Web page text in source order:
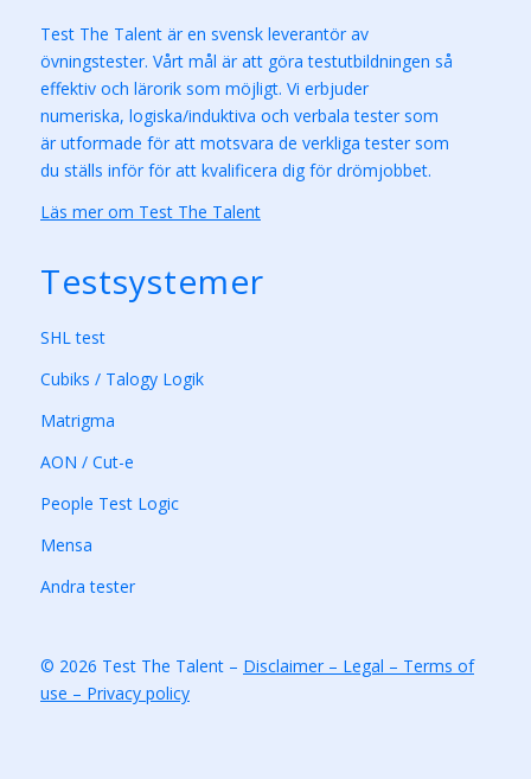
Test The Talent är en svensk leverantör av
övningstester. Vårt mål är att göra testutbildningen så
effektiv och lärorik som möjligt. Vi erbjuder
numeriska, logiska/induktiva och verbala tester som
är utformade för att motsvara de verkliga tester som
du ställs inför för att kvalificera dig för drömjobbet.
Läs mer om Test The Talent
Testsystemer
SHL test
Cubiks / Talogy Logik
Matrigma
AON / Cut-e
People Test Logic
Mensa
Andra tester
© 2026 Test The Talent – Disclaimer – Legal – Terms of
use – Privacy policy